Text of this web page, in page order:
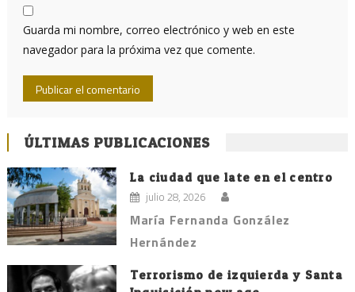
Guarda mi nombre, correo electrónico y web en este
navegador para la próxima vez que comente.
ÚLTIMAS PUBLICACIONES
La ciudad que late en el centro
julio 28, 2026
María Fernanda González
Hernández
Terrorismo de izquierda y Santa